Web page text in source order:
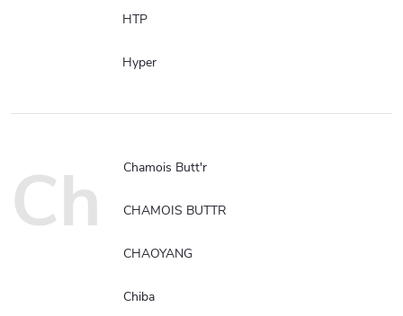
HTP
Hyper
Ch Chamois Butt'r
CHAMOIS BUTTR
CHAOYANG
Chiba